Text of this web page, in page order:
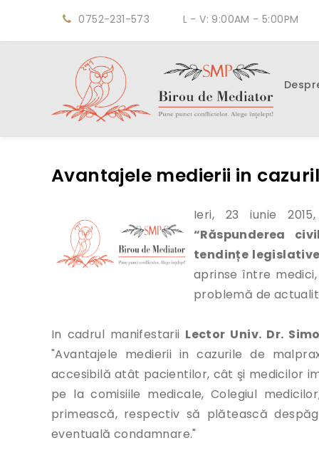
0752-231-573 L - V: 9:00AM - 5:00PM
Avantajele medierii in
Ieri, 23 iunie
“Răspunderea
tendințe
aprinse între
problemă de
In cadrul manifestarii Lector Univ. Dr.
"Avantajele medierii in cazurile de
accesibilă atât pacientilor, cât şi medicilor
pe la comisiile medicale, Colegiul
primească, respectiv să plătească
eventuală condamnare."